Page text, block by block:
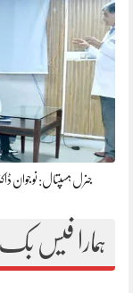
جنرل ہسپتال: نوجوان
ہمارا فیس بک